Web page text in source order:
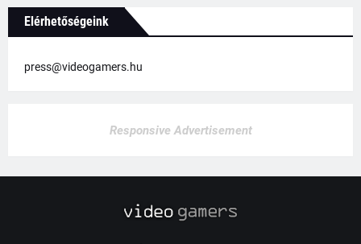
Elérhetőségeink
press@videogamers.hu
Responsive Advertisement